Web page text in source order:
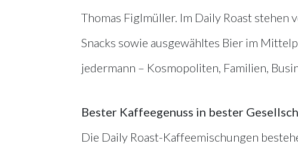
Thomas Figlmüller. Im Daily Roast
Snacks sowie ausgewähltes Bier im
jedermann – Kosmopoliten, Familien,
Bester Kaffeegenuss in bester
Die Daily Roast-Kaffeemischungen